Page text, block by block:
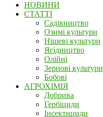
НОВИНИ
СТАТТІ
Садівництво
Озимі культури
Нішеві культури
Ягідництво
Олійні
Зернові культури
Бобові
АГРОХІМІЯ
Добрива
Гербіциди
Інсектициди